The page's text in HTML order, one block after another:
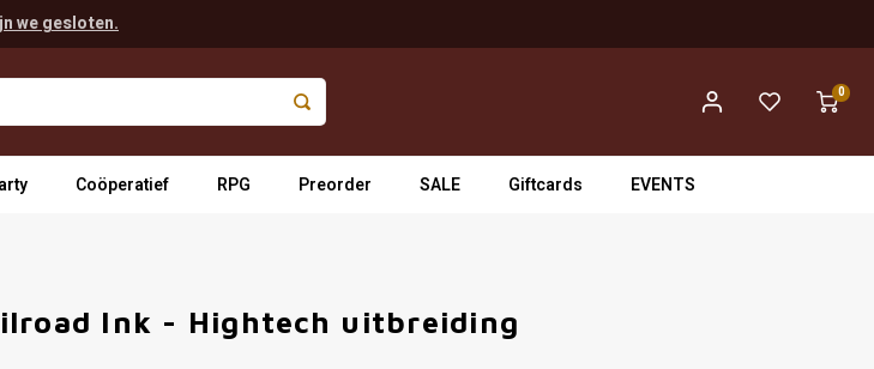
we gesloten.
0
Coöperatief RPG Preorder SALE Giftcards EVENTS
Ink - Hightech uitbreiding